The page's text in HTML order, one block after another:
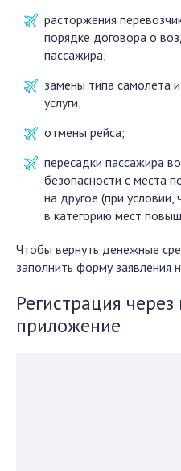
расторжения
порядке договора о
пассажира;
замены типа самолета
услуги;
отмены рейса;
пересадки пассажира
безопасности с места
на другое (при
в категорию мест
Чтобы вернуть денежные
заполнить форму заявления
Регистрация
приложение